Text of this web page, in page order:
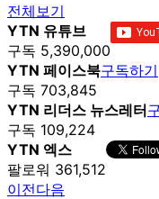
전체보기
YTN 유튜브
구독 5,390,000
YTN 페이스북
구독 703,845
구독하기
YTN 리더스 뉴스레터
구독 109,224
YTN 엑스
팔로워 361,512
이전다음